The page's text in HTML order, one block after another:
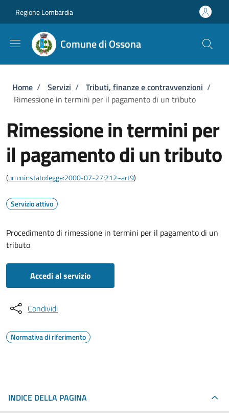
Regione Lombardia
Comune di Ossona
Briciole di pane
Home / Servizi / Tributi, finanze e contravvenzioni /
Rimessione in termini per il pagamento di un tributo
Rimessione in termini per
il pagamento di un tributo
(urn:nir:stato:legge:2000-07-27;212~art9)
Servizio attivo
Procedimento di rimessione in termini per il pagamento di un
tributo
Accedi al servizio
Condividi
Normativa di riferimento
INDICE DELLA PAGINA